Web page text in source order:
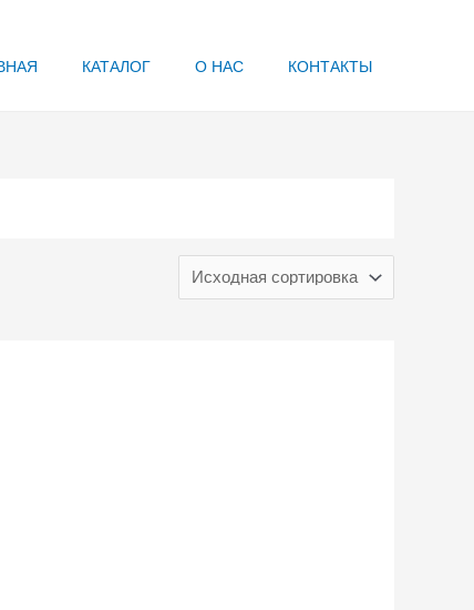
КАТАЛОГ О НАС КОНТАКТЫ